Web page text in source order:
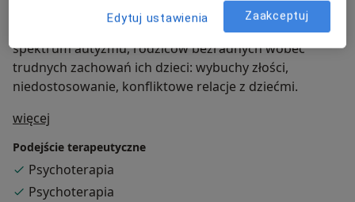
Pomoc psychologiczna dla rodziców dzieci ze
spektrum autyzmu, rodziców bezradnych wobec
trudnych zachowań ich dzieci: wybuchy złości,
niedostosowanie, konfliktowe relacje z dziećmi.
więcej
Podejście terapeutyczne
Psychoterapia
Psychoterapia
Edytuj ustawienia Zaakceptuj